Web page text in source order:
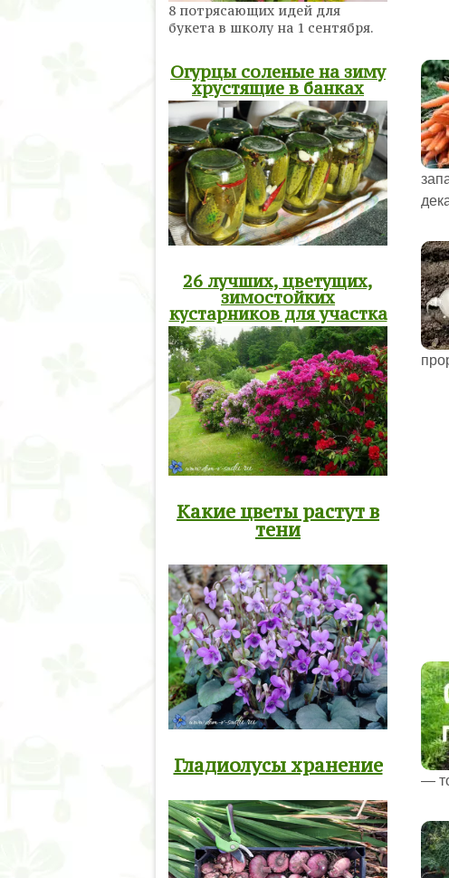
—
8 потрясающих идей для
букета в школу на 1 сентября.
Огурцы соленые на зиму
хрустящие в банках
26 лучших, цветущих,
зимостойких
кустарников для участка
Какие цветы растут в
тени
Гладиолусы хранение